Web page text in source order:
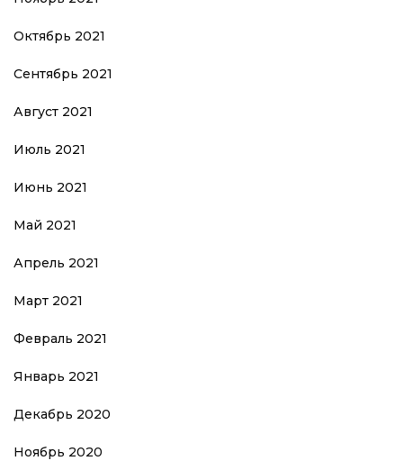
Октябрь 2021
Сентябрь 2021
Август 2021
Июль 2021
Июнь 2021
Май 2021
Апрель 2021
Март 2021
Февраль 2021
Январь 2021
Декабрь 2020
Ноябрь 2020